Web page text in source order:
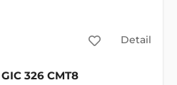
Detail
GIC 326 CMT8